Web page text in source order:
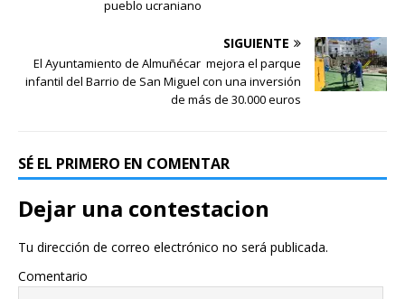
pueblo ucraniano
SIGUIENTE
El Ayuntamiento de Almuñécar mejora el parque
infantil del Barrio de San Miguel con una inversión
de más de 30.000 euros
SÉ EL PRIMERO EN COMENTAR
Dejar una contestacion
Tu dirección de correo electrónico no será publicada.
Comentario